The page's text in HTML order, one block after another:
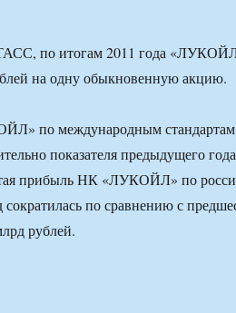
по итогам 2011 года
на одну обыкновенную акцию.
по международным стандартам
показателя предыдущего
прибыль НК «ЛУКОЙЛ» по
сократилась по сравнению с
рублей.